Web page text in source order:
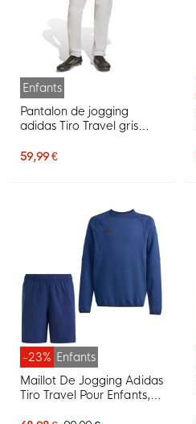
Enfants
Pantalon de jogging
adidas Tiro Travel gris
59,99 €
-23% Enfants
Maillot De Jogging Adidas
Tiro Travel Pour Enfants,